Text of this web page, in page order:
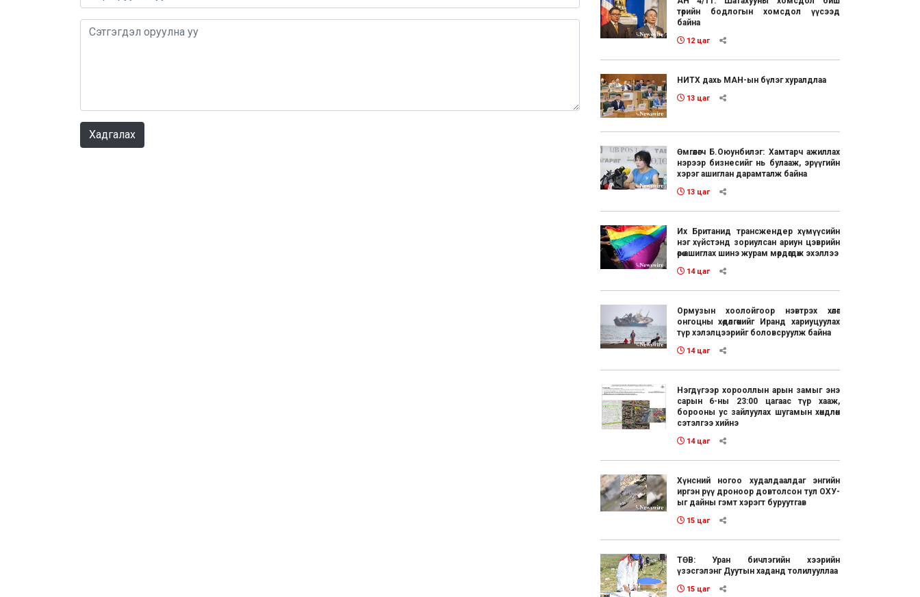
Хадгалах
төрийн бодлогын хомсдол үүсээд
байна
12 цаг
НИТХ дахь МАН-ын бүлэг хуралдлаа
13 цаг
Өмгөөлөгч Б.Оюунбилэг: Хамтарч ажиллах
нэрээр бизнесийг нь булааж, эрүүгийн
хэрэг ашиглан дарамталж байна
13 цаг
Их Британид трансжендер хүмүүсийн
нэг хүйстэнд зориулсан ариун цэврийн
өрөө ашиглах шинэ журам мөрдөгдөж эхэллээ
14 цаг
Ормузын хоолойгоор нэвтрэх хөлөг
онгоцны хөдөлгөөнийг Иранд хариуцуулах
түр хэлэлцээрийг боловсруулж байна
14 цаг
Нэгдүгээр хорооллын арын замыг энэ
сарын 6-ны 23:00 цагаас түр хааж,
борооны ус зайлуулах шугамын хөндлөн
сэтэлгээ хийнэ
14 цаг
Хүнсний ногоо худалдаалдаг энгийн
иргэн рүү дроноор довтолсон тул ОХУ-
ыг дайны гэмт хэрэгт буруутгав
15 цаг
ТӨВ: Уран бичлэгийн хээрийн
үзэсгэлэнг Дуутын хаданд толилууллаа
15 цаг